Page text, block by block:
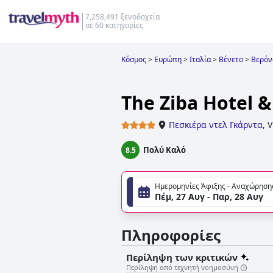
7,258,491 ξενοδοχεία
σε 60 κατηγορίες
Κόσμος> Ευρώπη>Ιταλία> Βένετο>
The Ziba Hotel
Πεσκιέρα ντελ Γκάρντα,
8.5 Πολύ Καλό
Ημερομηνίες Άφιξης -
Πέμ, 27 Αυγ - Παρ, 28 Αυγ
Πληροφορίες
Περίληψη των κριτικών
Περίληψη από τεχνητή νοημοσύνη